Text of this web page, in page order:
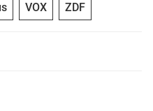
VOX ZDF